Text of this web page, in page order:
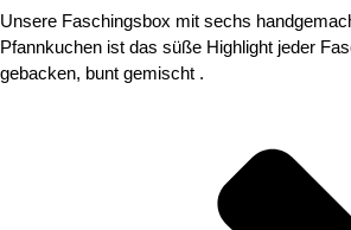
Unsere Faschingsbox mit sechs
Pfannkuchen ist das süße Highlight jeder
gebacken, bunt gemischt .